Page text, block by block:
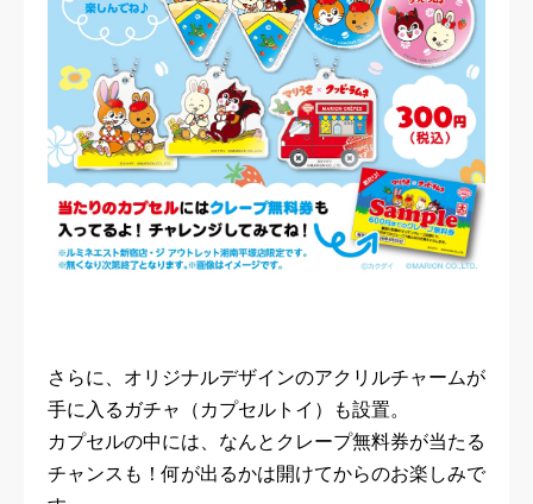
さらに、オリジナルデザインのアクリルチャームが
手に入るガチャ（カプセルトイ）も設置。
カプセルの中には、なんとクレープ無料券が当たる
チャンスも！何が出るかは開けてからのお楽しみで